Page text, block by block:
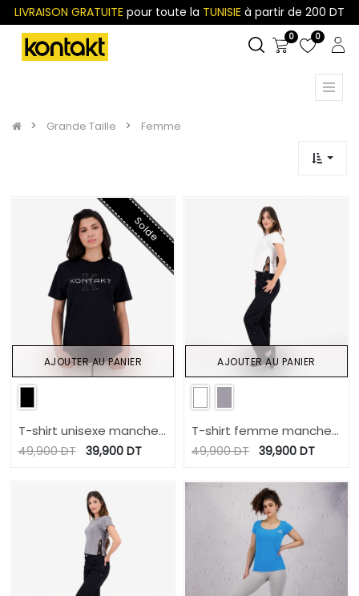
LIVRAISON GRATUITE pour toute la TUNISIE à partir de 200 DT
0 0
Grande Taille Femme
Solde
T-shirt unisexe manches
courtes KONTAKT TEES
49,900DT 39,900DT
AJOUTER AU PANIER
T-shirt femme manches
courtes avec noeuds sur
49,900DT 39,900 DT
AJOUTER AU PANIER